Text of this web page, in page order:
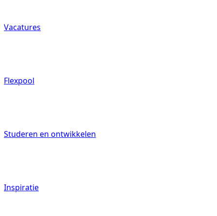
Vacatures
Flexpool
Studeren en ontwikkelen
Inspiratie